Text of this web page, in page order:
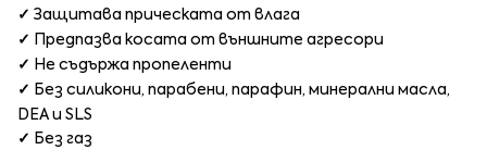
✓ Защитава прическата от влага
✓
Предпазва косата от външните агресори
✓ Не съдържа пропеленти
✓ Без силикони, парабени, парафин, минерални масла,
DEA и SLS
✓ Без газ